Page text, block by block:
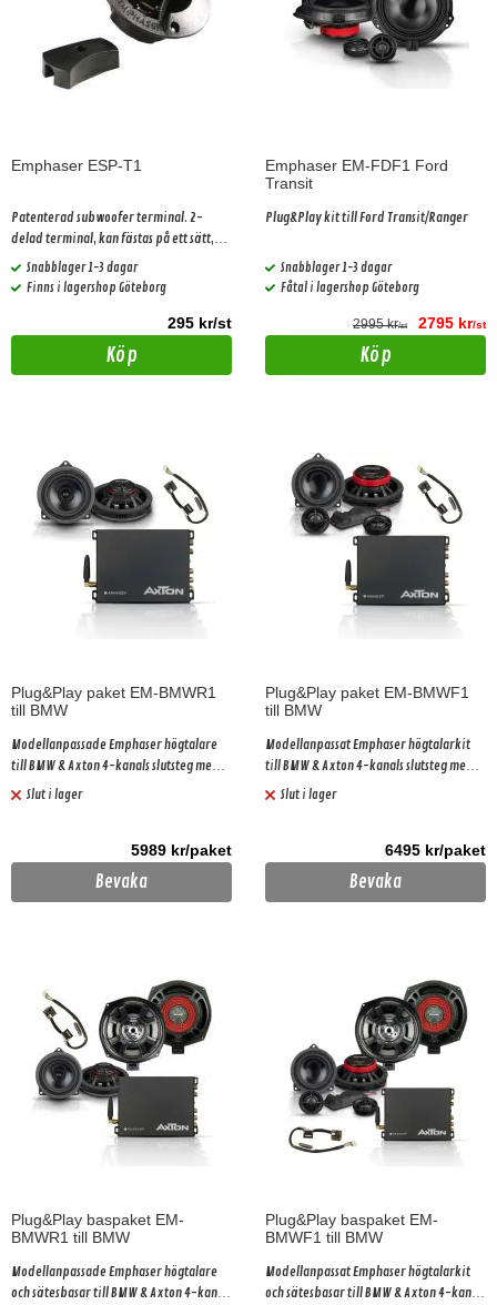
Emphaser ESP-T1
Patenterad subwoofer terminal. 2-
delad terminal, kan fästas på ett sätt,
rätt fas.
Snabblager 1-3 dagar
Finns i lagershop Göteborg
295 kr/st
Köp
Emphaser EM-FDF1 Ford
Transit
Plug&Play kit till Ford Transit/Ranger
Snabblager 1-3 dagar
Fåtal i lagershop Göteborg
2995 kr/st 2795 kr/st
Köp
Plug&Play paket EM-BMWR1
till BMW
Modellanpassade Emphaser högtalare
till BMW & Axton 4-kanals slutsteg med
inbyggd processor plus Plug&Play kabel
Slut i lager
5989 kr/paket
Bevaka
Plug&Play paket EM-BMWF1
till BMW
Modellanpassat Emphaser högtalarkit
till BMW & Axton 4-kanals slutsteg med
inbyggd processor plus Plug&Play kabel
Slut i lager
6495 kr/paket
Bevaka
Plug&Play baspaket EM-
BMWR1 till BMW
Modellanpassade Emphaser högtalare
och sätesbasar till BMW & Axton 4-kanals
Plug&Play baspaket EM-
BMWF1 till BMW
Modellanpassat Emphaser högtalarkit
och sätesbasar till BMW & Axton 4-kanals